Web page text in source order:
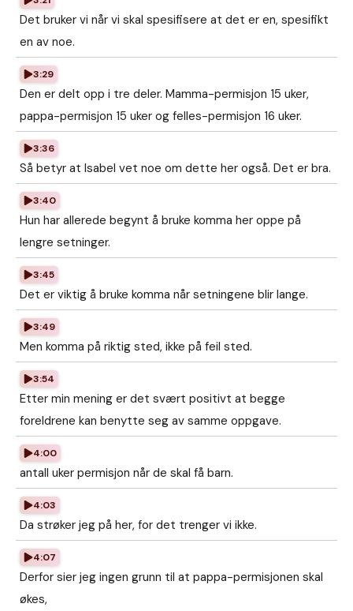
Det bruker vi når vi skal spesifisere at det er en, spesifikt
en av noe.
3:29
Den er delt opp i tre deler. Mamma-permisjon 15 uker,
pappa-permisjon 15 uker og felles-permisjon 16 uker.
3:36
Så betyr at Isabel vet noe om dette her også. Det er bra.
3:40
Hun har allerede begynt å bruke komma her oppe på
lengre setninger.
3:45
Det er viktig å bruke komma når setningene blir lange.
3:49
Men komma på riktig sted, ikke på feil sted.
3:54
Etter min mening er det svært positivt at begge
foreldrene kan benytte seg av samme oppgave.
4:00
antall uker permisjon når de skal få barn.
4:03
Da strøker jeg på her, for det trenger vi ikke.
4:07
Derfor sier jeg ingen grunn til at pappa-permisjonen skal
økes,